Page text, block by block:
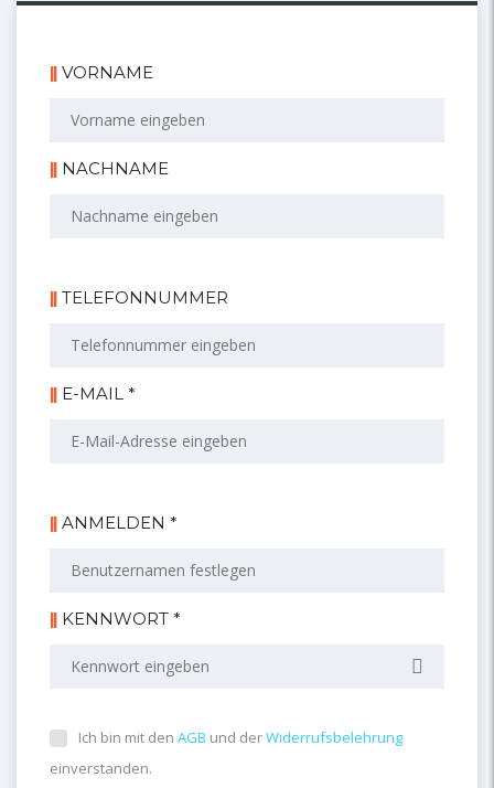
VORNAME
NACHNAME
TELEFONNUMMER
E-MAIL *
ANMELDEN *
KENNWORT *
Ich bin mit den AGB und derWiderrufsbelehrung
einverstanden.